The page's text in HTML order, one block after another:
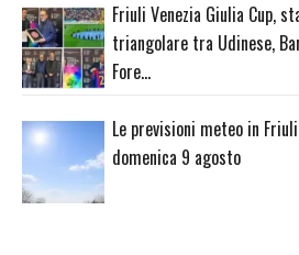
Friuli Venezia Giulia Cup,
triangolare tra Udinese,
Fore…
Le previsioni meteo in
domenica 9 agosto